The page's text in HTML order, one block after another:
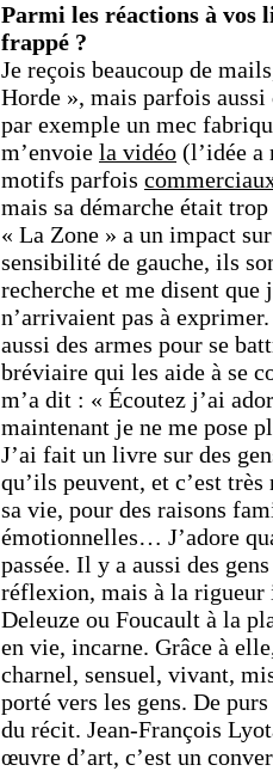
Parmi les réactions à vos
frappé ?
Je reçois beaucoup de
Horde », mais parfois
par exemple un mec
m’envoie la vidéo (l’idée a
motifs parfois
mais sa démarche était
« La Zone » a un impact
sensibilité de gauche, ils
recherche et me disent que
n’arrivaient pas à
aussi des armes pour se
bréviaire qui les aide à se
m’a dit : « Écoutez j’ai
maintenant je ne me pose
J’ai fait un livre sur des
qu’ils peuvent, et c’est
sa vie, pour des raisons
émotionnelles… J’adore
passée. Il y a aussi des
réflexion, mais à la rigueur
Deleuze ou Foucault à la
en vie, incarne. Grâce à
charnel, sensuel, vivant,
porté vers les gens. De
du récit. Jean-François
œuvre d’art, c’est un